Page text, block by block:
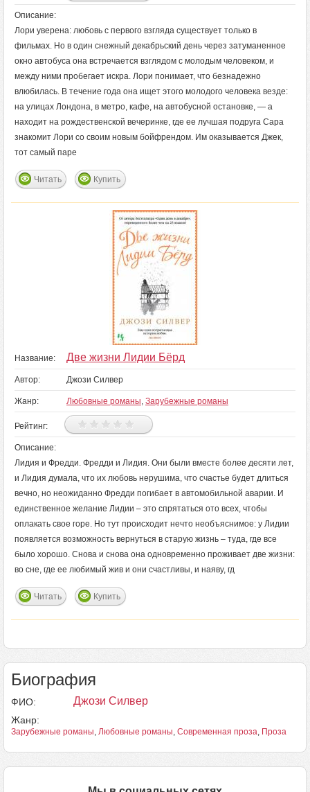
Описание:
Лори уверена: любовь с первого взгляда существует только в
фильмах. Но в один снежный декабрьский день через затуманенное
окно автобуса она встречается взглядом с молодым человеком, и
между ними пробегает искра. Лори понимает, что безнадежно
влюбилась. В течение года она ищет этого молодого человека везде:
на улицах Лондона, в метро, кафе, на автобусной остановке, — а
находит на рождественской вечеринке, где ее лучшая подруга Сара
знакомит Лори со своим новым бойфрендом. Им оказывается Джек,
тот самый паре
Читать Купить
Название: Две жизни Лидии Бёрд
Автор: Джози Силвер
Жанр: Любовные романы, Зарубежные романы
Рейтинг:
Описание:
Лидия и Фредди. Фредди и Лидия. Они были вместе более десяти лет,
и Лидия думала, что их любовь нерушима, что счастье будет длиться
вечно, но неожиданно Фредди погибает в автомобильной аварии. И
единственное желание Лидии – это спрятаться ото всех, чтобы
оплакать свое горе. Но тут происходит нечто необъяснимое: у Лидии
появляется возможность вернуться в старую жизнь – туда, где все
было хорошо. Снова и снова она одновременно проживает две жизни:
во сне, где ее любимый жив и они счастливы, и наяву, гд
Читать Купить
Биография
ФИО: Джози Силвер
Жанр:
Зарубежные романы, Любовные романы, Современная проза, Проза